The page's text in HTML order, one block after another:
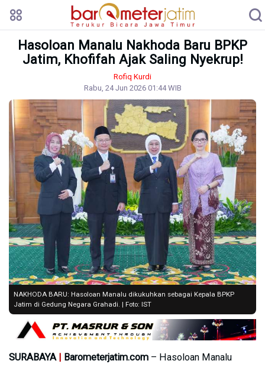
Hasoloan Manalu Nakhoda Baru BPKP
Jatim, Khofifah Ajak Saling Nyekrup!
Rofiq Kurdi
Rabu, 24 Jun 2026 01:44 WIB
NAKHODA BARU: Hasoloan Manalu dikukuhkan sebagai Kepala BPKP
Jatim di Gedung Negara Grahadi. | Foto: IST
SURABAYA | Barometerjatim.com – Hasoloan Manalu